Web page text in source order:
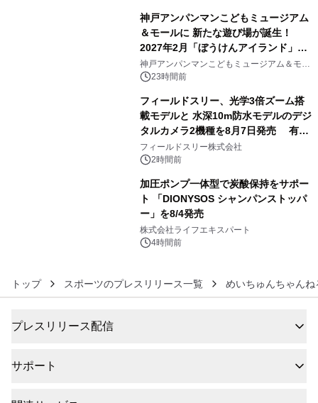
神戸アンパンマンこどもミュージアム
＆モールに 新たな遊び場が誕生！
2027年2月「ぼうけんアイランド」が
オープン
神戸アンパンマンこどもミュージアム＆モー
ル 23時間前
フィールドスリー、光学3倍ズーム搭
載モデルと 水深10m防水モデルのデジ
タルカメラ2機種を8月7日発売 有効
約1300万画素、用途別に選べるコンデ
ジ新登場
フィールドスリー株式会社
2時間前
加圧ポンプ一体型で炭酸保持をサポー
ト 「DIONYSOS シャンパンストッパ
ー」を8/4発売
株式会社ライフエキスパート
4時間前
トップ スポーツのプレスリリース一覧 めいちゅんちゃん
プレスリリース配信
サポート